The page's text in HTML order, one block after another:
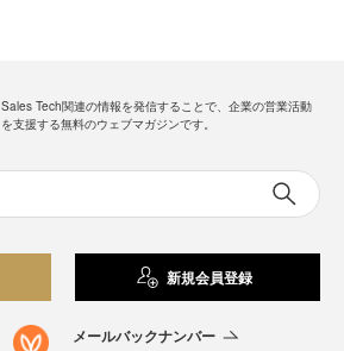
Sales Tech関連の情報を発信することで、企業の営業活動
を支援する無料のウェブマガジンです。
新規会員登録
メールバックナンバー